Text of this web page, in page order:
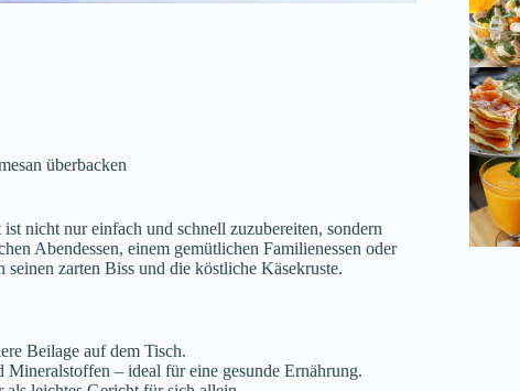
überbacken
nicht nur einfach und schnell zuzubereiten, sondern
Abendessen, einem gemütlichen Familienessen oder
zarten Biss und die köstliche Käsekruste.
Beilage auf dem Tisch.
– ideal für eine gesunde Ernährung.